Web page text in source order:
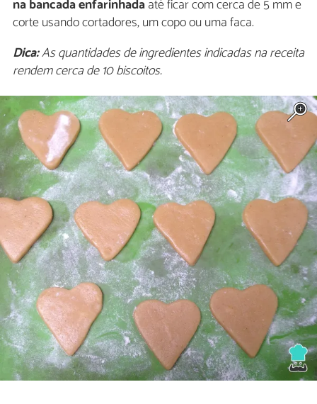
na bancada enfarinhadaaté ficar com cerca de 5 mm e
corte usando cortadores, um copo ou uma faca.
Dica:As quantidades de ingredientes indicadas na receita
rendem cerca de 10 biscoitos.